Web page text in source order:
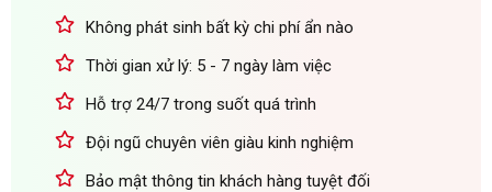
Không phát sinh bất kỳ chi phí ẩn nào
Thời gian xử lý: 5 - 7 ngày làm việc
Hỗ trợ 24/7 trong suốt quá trình
Đội ngũ chuyên viên giàu kinh nghiệm
Bảo mật thông tin khách hàng tuyệt đối